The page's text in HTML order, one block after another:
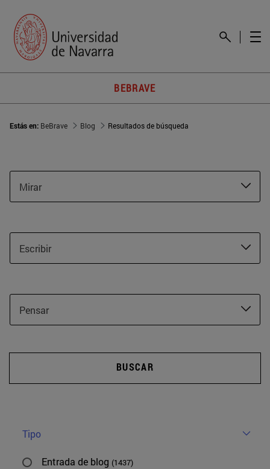
BEBRAVE
Estás en: BeBrave Blog Resultados de búsqueda
Mirar
Escribir
Pensar
BUSCAR
Tipo
Entrada de blog (1437)